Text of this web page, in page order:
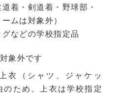
着・剣道着・野球部・
ムは対象外）
などの学校指定品
象外です
衣（シャツ、ジャケッ
のため、上衣は学校指定